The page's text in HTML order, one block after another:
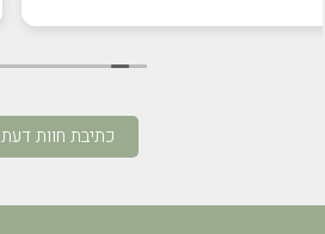
חייב
כתיבת חוות דעת